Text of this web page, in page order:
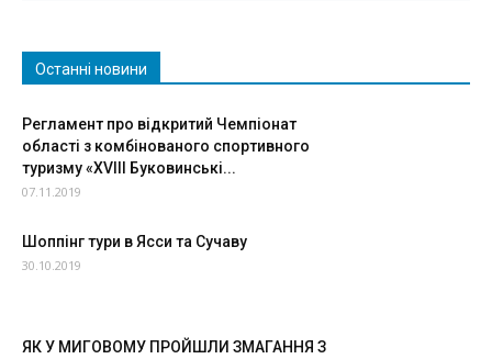
Останні новини
Регламент про вiдкритий Чемпiонат
областi з комбiнованого спортивного
туризму «ХVIII Буковинськi...
07.11.2019
Шоппінг тури в Ясси та Сучаву
30.10.2019
ЯК У МИГОВОМУ ПРОЙШЛИ ЗМАГАННЯ З